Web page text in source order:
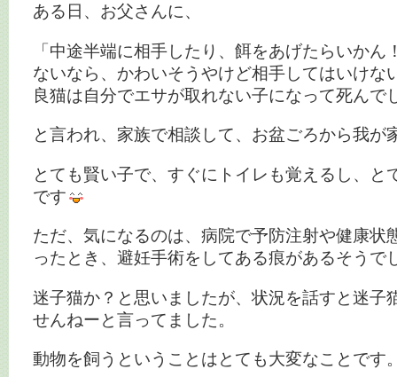
ある日、お父さんに、
「中途半端に相手したり、餌をあげたらいかん
ないなら、かわいそうやけど相手してはいけな
良猫は自分でエサが取れない子になって死んで
と言われ、家族で相談して、お盆ごろから我が
とても賢い子で、すぐにトイレも覚えるし、と
です
ただ、気になるのは、病院で予防注射や健康状
ったとき、避妊手術をしてある痕があるそうで
迷子猫か？と思いましたが、状況を話すと迷子
せんねーと言ってました。
動物を飼うということはとても大変なことです